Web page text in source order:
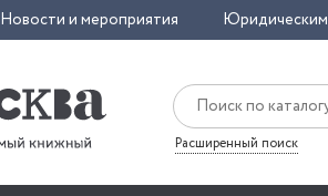
Новости и мероприятия
Расширенный поиск